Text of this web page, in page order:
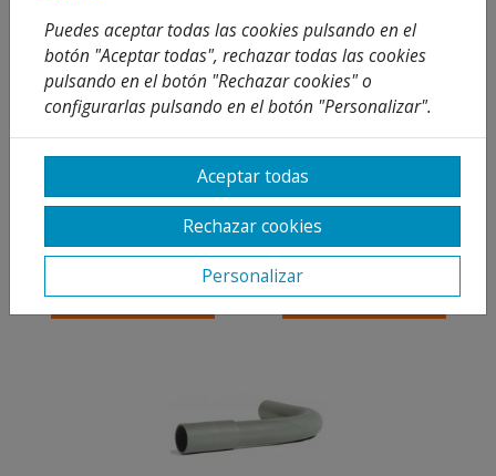
MANGUITO TUBERIA
0,62 €
34 %
carrito
CURVA FLEXIBLE
TUBERIA RIGIDA GRIS
PVC
Desde
34 %
carrito
Puedes aceptar todas las cookies pulsando en el
botón "Aceptar todas", rechazar todas las cookies
pulsando en el botón "Rechazar cookies" o
configurarlas pulsando en el botón "Personalizar".
Aceptar todas
Rechazar cookies
Personalizar